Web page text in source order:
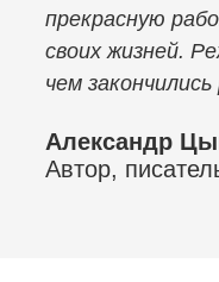
прекрасную
своих жизней.
чем закончились
Александр
Автор,